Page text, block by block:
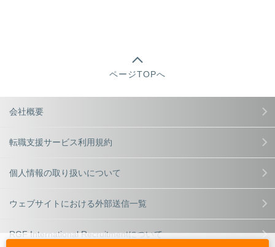
ページTOPへ
会社概要
転職支援サービス利用規約
個人情報の取り扱いについて
ウェブサイトにおける外部送信一覧
RGF International Recruitmentについて